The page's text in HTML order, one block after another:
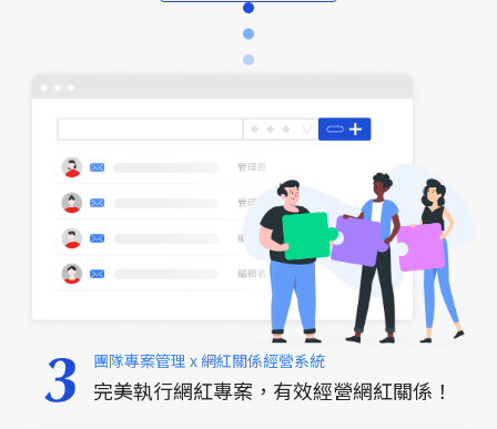
團隊專案管理 x 網紅關係經營系統
完美執行網紅專案，有效經營網紅關係！